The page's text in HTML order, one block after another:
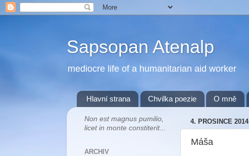
Sapsopan Atenalp
mediocre life of a humanitarian aid worker
Hlavní strana Chvilka poezie O mně
4. PROSINCE 2014
Máša
Non est magnus pumilio,
licet in monte constiterit...
ARCHIV